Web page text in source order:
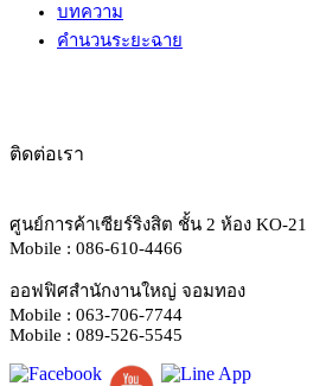
บทความ
คำนวนระยะฉาย
ติดต่อเรา
ศูนย์การค้าเซียร์ริงสิต ชั้น 2 ห้อง KO-21
Mobile : 086-610-4466
ออฟฟิศสำนักงานใหญ่ จอมทอง
Mobile : 063-706-7744
Mobile : 089-526-5545